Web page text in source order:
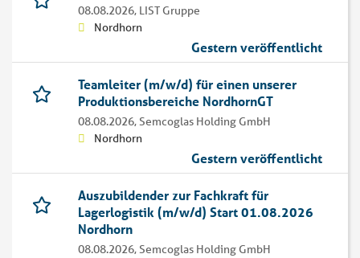
08.08.2026, LIST Gruppe
Nordhorn
Gestern veröffentlicht
Teamleiter (m/w/d) für einen unserer
Produktionsbereiche NordhornGT
08.08.2026,Semcoglas Holding GmbH
Nordhorn
Gestern veröffentlicht
Auszubildender zur Fachkraft für
Lagerlogistik (m/w/d) Start 01.08.2026
Nordhorn
08.08.2026,Semcoglas Holding GmbH